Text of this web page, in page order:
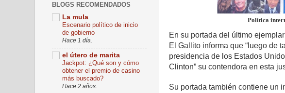
Política
En su portada del último
El Gallito informa que “luego de
presidencia de los Estados
Clinton” su contendora en esta
Su portada también contiene un
BLOGS RECOMENDADOS
La mula
Escenario político de inicio
de gobierno
Hace 1 día.
el útero de marita
Jackpot: ¿Qué son y cómo
obtener el premio de casino
más buscado?
Hace 2 años.